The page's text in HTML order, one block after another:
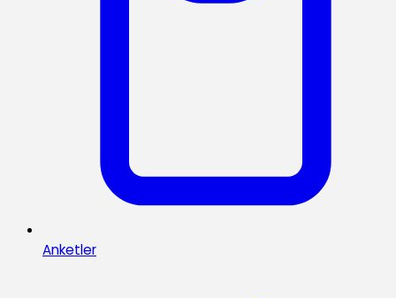
Anketler